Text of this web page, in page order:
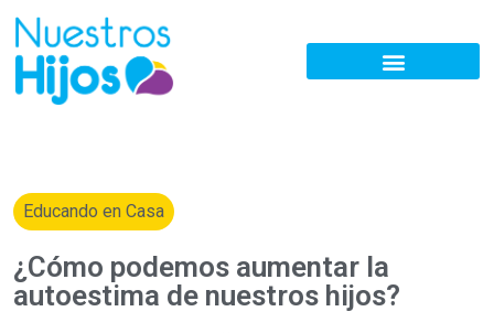
Educando en Casa
¿Cómo podemos aumentar la
autoestima de nuestros hijos?